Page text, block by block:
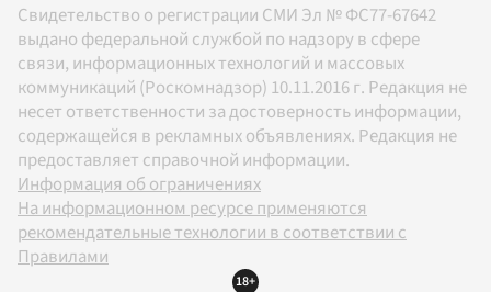
Свидетельство о регистрации СМИ Эл № ФС77-67642
выдано федеральной службой по надзору в сфере
связи, информационных технологий и массовых
коммуникаций (Роскомнадзор) 10.11.2016 г. Редакция не
несет ответственности за достоверность информации,
содержащейся в рекламных объявлениях. Редакция не
предоставляет справочной информации.
Информация об ограничениях
На информационном ресурсе применяются
рекомендательные технологии в соответствии с
Правилами
18+